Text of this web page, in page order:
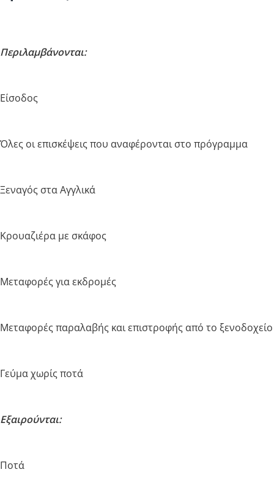
Περιλαμβάνονται:
Είσοδος
Όλες οι επισκέψεις που αναφέρονται στο πρόγραμμα
Ξεναγός στα Αγγλικά
Κρουαζιέρα με σκάφος
Μεταφορές για εκδρομές
Μεταφορές παραλαβής και επιστροφής από το ξενοδοχείο
Γεύμα χωρίς ποτά
Εξαιρούνται:
Ποτά